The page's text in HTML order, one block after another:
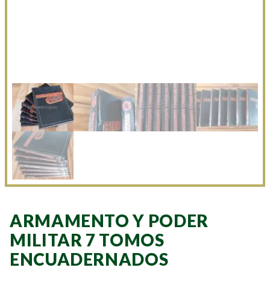
ARMAMENTO Y PODER
MILITAR 7 TOMOS
ENCUADERNADOS